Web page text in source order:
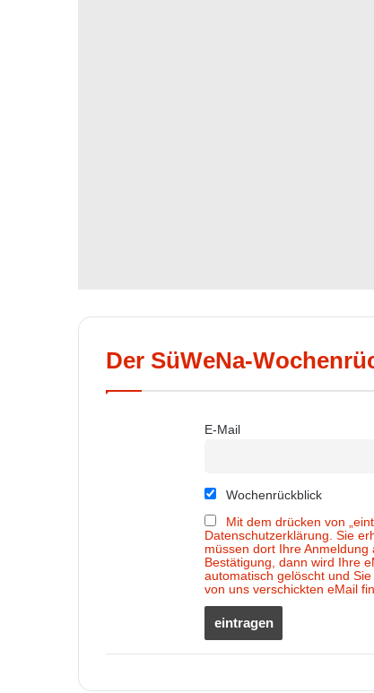
Der SüWeNa-
E-Mail
Wochenrückblick
Mit dem drücken von
Datenschutzerklärung. Sie
müssen dort Ihre
Bestätigung, dann wird Ihre
automatisch gelöscht und
von uns verschickten eMail